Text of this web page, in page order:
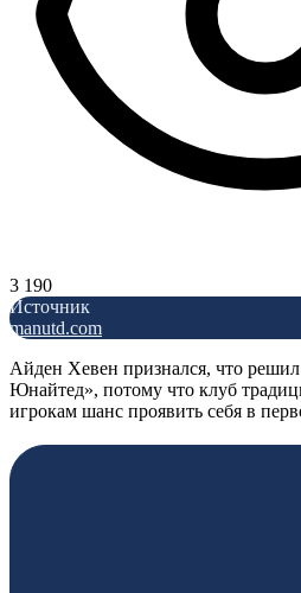
3 190
Источник
manutd.com
Айден Хевен признался, что
Юнайтед», потому что клуб
игрокам шанс проявить себя в